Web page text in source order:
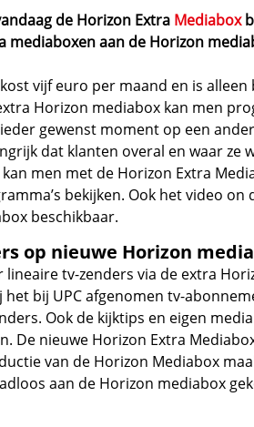
de Horizon Extra Mediabox
mediaboxen aan de Horizon
kost vijf euro per maand en is
Horizon mediabox kan men
gewenst moment op een
dat klanten overal en waar ze
men met de Horizon Extra
bekijken. Ook het video
beschikbaar.
op nieuwe Horizon
tv-zenders via de extra
bij UPC afgenomen tv-
Ook de kijktips en eigen
De nieuwe Horizon Extra
van de Horizon Mediabox
aan de Horizon mediabox